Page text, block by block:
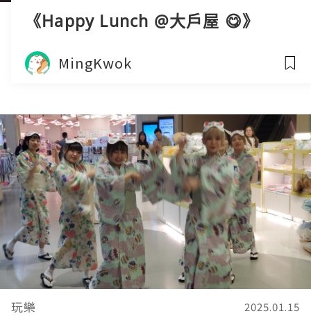
《Happy Lunch @大戶屋 😋》
MingKwok
玩樂 2025.01.15